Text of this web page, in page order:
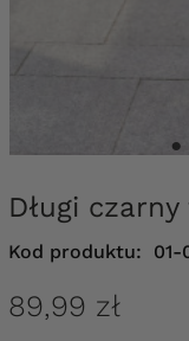
Długi
Kod produktu: 01-
89,99 zł